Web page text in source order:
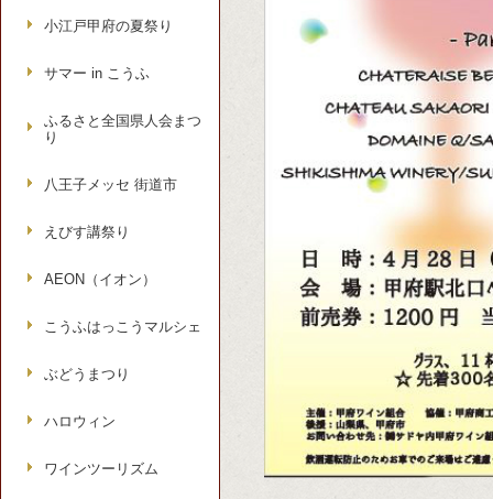
小江戸甲府の夏祭り
サマー in こうふ
ふるさと全国県人会まつ
り
八王子メッセ 街道市
えびす講祭り
AEON（イオン）
こうふはっこうマルシェ
ぶどうまつり
ハロウィン
ワインツーリズム